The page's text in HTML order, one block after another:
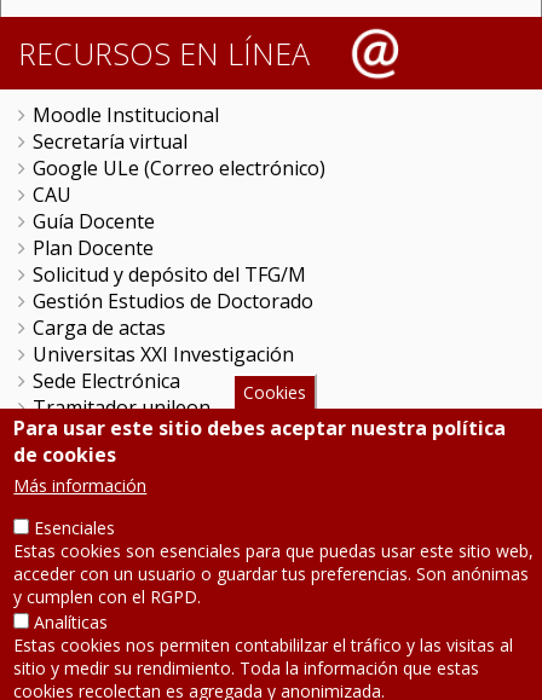
RECURSOS EN LÍNEA
Moodle Institucional
Secretaría virtual
Google ULe (Correo electrónico)
CAU
Guía Docente
Plan Docente
Solicitud y depósito del TFG/M
Gestión Estudios de Doctorado
Carga de actas
Universitas XXI Investigación
Sede Electrónica
Tramitador unileon
Perfil del Contratante
Portal del Empleado
Servicio de Informática y Comunicaciones
SÍGUENOS
Contacto
Aviso legal - Política de privacidad
Cookies
Para usar este sitio debes aceptar nuestra política
de cookies
Más información
Esenciales
Estas cookies son esenciales para que puedas usar este sitio web,
acceder con un usuario o guardar tus preferencias. Son anónimas
y cumplen con el RGPD.
Analíticas
Estas cookies nos permiten contabililzar el tráfico y las visitas al
sitio y medir su rendimiento. Toda la información que estas
cookies recolectan es agregada y anonimizada.